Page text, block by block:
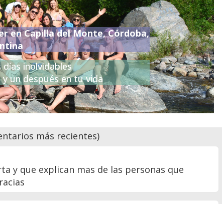
en Capilla del Monte, Córdoba,
días inolvidables
un después en tu vida
Siguiente
más recientes)
y que explican mas de las personas que